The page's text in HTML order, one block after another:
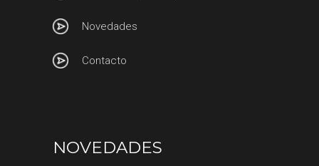
Novedades
Contacto
NOVEDADES